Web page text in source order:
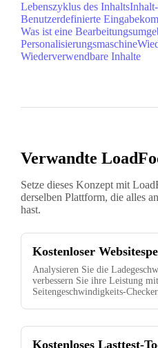
Lebenszyklus des Inhalts
Benutzerdefinierte
Was ist eine
Personalisierungsmaschine
Wiederverwendbare Inhalte
Verwandte
Setze dieses Konzept mit
derselben Plattform, die alles
hast.
Kostenloser
Analysieren Sie die
verbessern Sie ihre Leistung
Seitengeschwindigkeits-
Kostenloses Lasttest-